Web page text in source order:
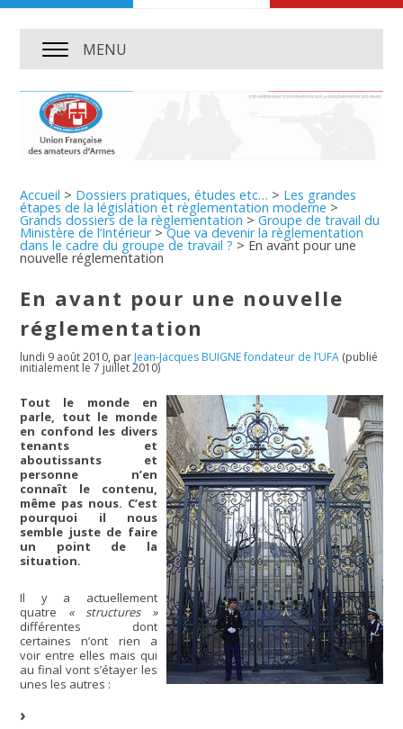
MENU
Accueil > Dossiers pratiques, études etc… > Les grandes
étapes de la législation et règlementation moderne >
Grands dossiers de la règlementation >Groupe de travail du
Ministère de l’Intérieur>Que va devenir la règlementation
dans le cadre du groupe de travail ? > En avant pour une
nouvelle réglementation
En avant pour une nouvelle
réglementation
lundi 9 août 2010, par Jean-Jacques BUIGNE fondateur de l’UFA (publié
initialement le 7 juillet 2010)
Tout le monde en
parle, tout le monde
en confond les divers
tenants et
aboutissants et
personne n’en
connaît le contenu,
même pas nous. C’est
pourquoi il nous
semble juste de faire
un point de la
situation.
Il y a actuellement
quatre « structures »
différentes dont
certaines n’ont rien a
voir entre elles mais qui
au final vont s’étayer les
unes les autres :